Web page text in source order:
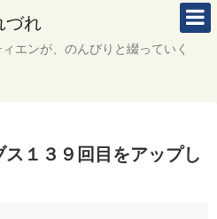
づれ
エンが、のんびりと綴っていく
１３９回目をアップし